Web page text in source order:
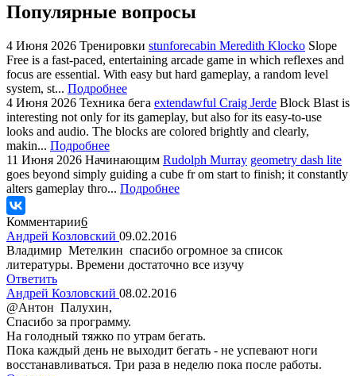
Популярные вопросы
4 Июня 2026 Тренировки stunforecabin Meredith Klocko Slope
Free is a fast-paced, entertaining arcade game in which reflexes and
focus are essential. With easy but hard gameplay, a random level
system, st... Подробнее
4 Июня 2026 Техника бега extendawful Craig Jerde Block Blast is
interesting not only for its gameplay, but also for its easy-to-use
looks and audio. The blocks are colored brightly and clearly,
makin... Подробнее
11 Июня 2026 Начинающим Rudolph Murray geometry dash lite
goes beyond simply guiding a cube fr om start to finish; it constantly
alters gameplay thro... Подробнее
Комментарии6
Андрей Козловский 09.02.2016
Владимир Метелкин спасибо огромное за список
литературы. Времени достаточно все изучу
Ответить
Андрей Козловский 08.02.2016
@Антон Палухин,
Спасибо за программу.
На голодный тяжко по утрам бегать.
Пока каждый день не выходит бегать - не успевают ноги
восстанавливаться. Три раза в неделю пока после работы.